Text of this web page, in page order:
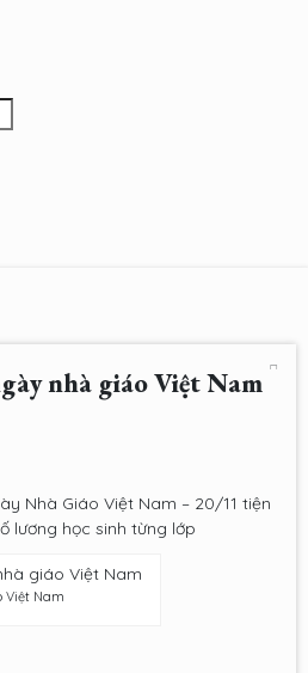
nhà giáo Việt Nam
Nhà Giáo Việt Nam – 20/11 tiện
lương học sinh từng lớp
Việt Nam